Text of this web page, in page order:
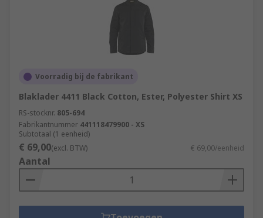
Voorradig bij de fabrikant
Blaklader 4411 Black Cotton, Ester, Polyester Shirt XS
RS-stocknr. 805-694
Fabrikantnummer 441118479900 - XS
Subtotaal (1 eenheid)
€ 69,00(excl. BTW) € 69,00/eenheid
Aantal